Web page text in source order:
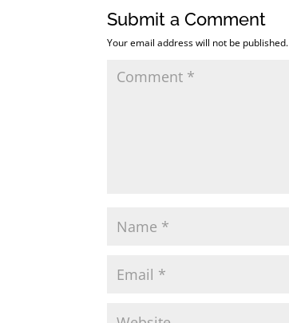
Submit a Comment
Your email address will not be published.